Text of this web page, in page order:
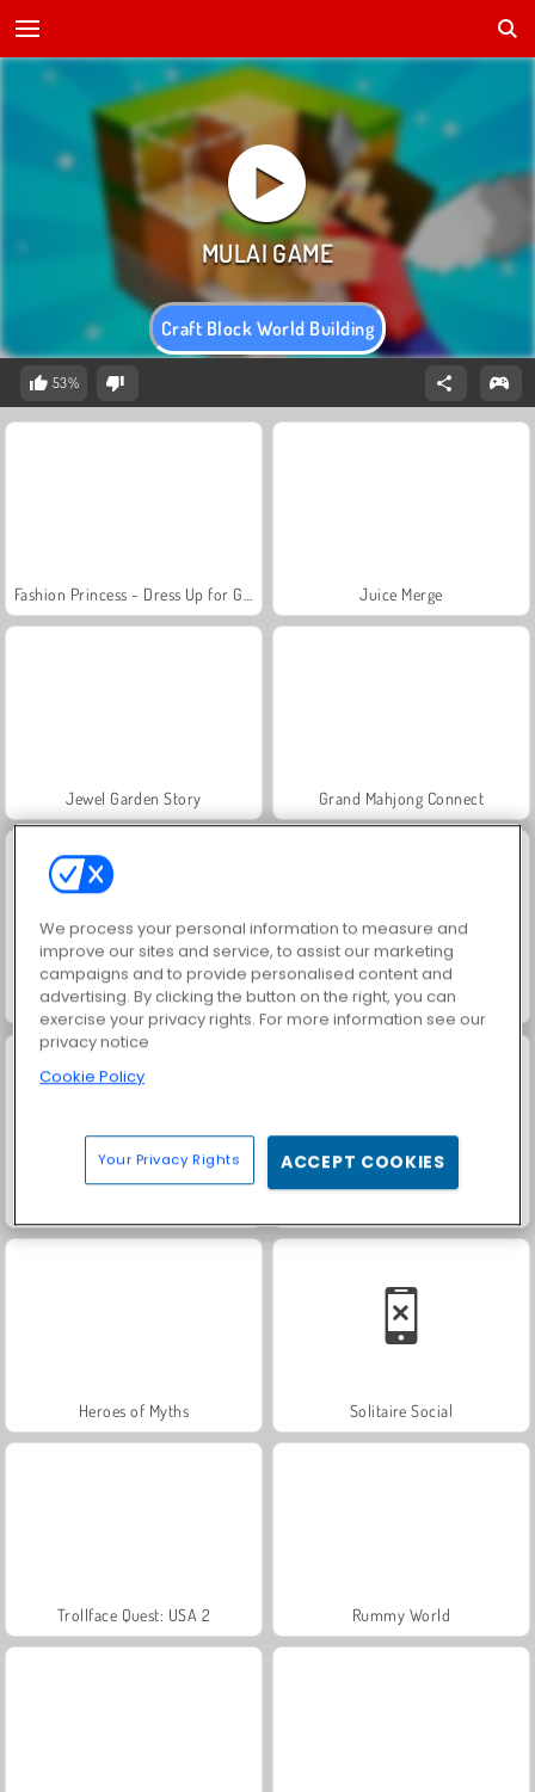
Craft Block World Building
53%
Juice Merge
Jewel Garden Story Grand Mahjong Connect
Scala 40 Farm Merge Valley
Heroes of Myths Solitaire Social
Trollface Quest: USA 2 Rummy World
We process your personal information to measure and
improve our sites and service, to assist our marketing
campaigns and to provide personalised content and
advertising. By clicking the button on the right, you can
exercise your privacy rights. For more information see our
privacy notice
Cookie Policy
Your Privacy Rights ACCEPT COOKIES